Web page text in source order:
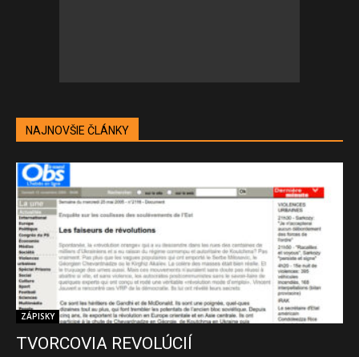
NAJNOVŠIE ČLÁNKY
ZÁPISKY
TVORCOVIA REVOLÚCIÍ